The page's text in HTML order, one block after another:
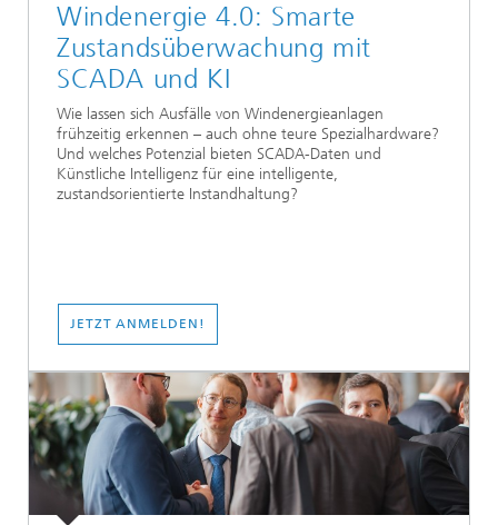
Windenergie 4.0: Smarte
Zustandsüberwachung mit
SCADA und KI
Wie lassen sich Ausfälle von Windenergieanlagen
frühzeitig erkennen – auch ohne teure Spezialhardware?
Und welches Potenzial bieten SCADA-Daten und
Künstliche Intelligenz für eine intelligente,
zustandsorientierte Instandhaltung?
JETZT ANMELDEN!